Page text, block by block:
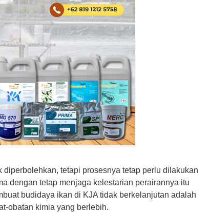
tetapi prosesnya tetap perlu dilakukan
dengan tetap menjaga kelestarian perairannya itu
budidaya ikan di KJA tidak berkelanjutan adalah
obatan kimia yang berlebih.